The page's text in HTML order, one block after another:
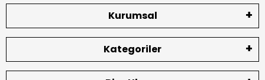
Kurumsal
Kategoriler